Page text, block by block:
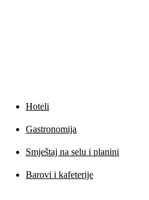
Hoteli
Gastronomija
Smještaj na selu i planini
Barovi i kafeterije